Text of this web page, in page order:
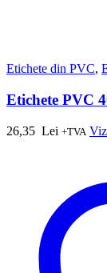
Etichete din PVC,
Etichete PVC
26,35 Lei +TVA